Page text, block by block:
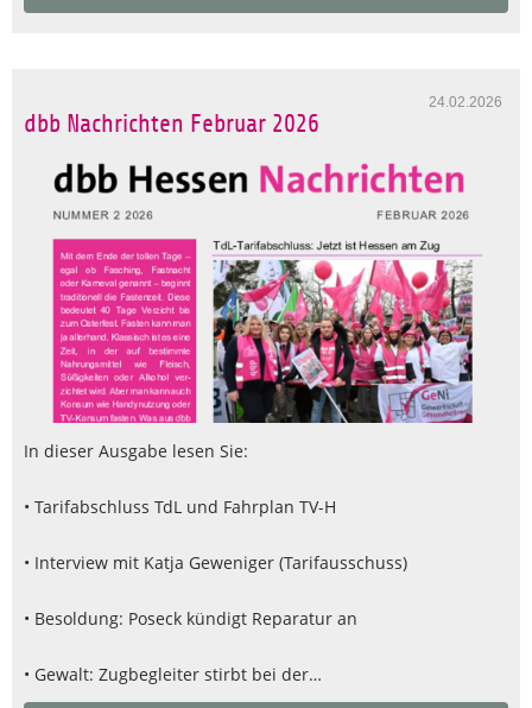
24.02.2026
dbb Nachrichten Februar 2026
In dieser Ausgabe lesen Sie:
• Tarifabschluss TdL und Fahrplan TV-H
• Interview mit Katja Geweniger (Tarifausschuss)
• Besoldung: Poseck kündigt Reparatur an
• Gewalt: Zugbegleiter stirbt bei der…